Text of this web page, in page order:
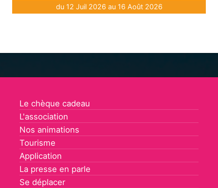
du 12 Juil 2026 au 16 Août 2026
Le chèque cadeau
L'association
Nos animations
Tourisme
Application
La presse en parle
Se déplacer